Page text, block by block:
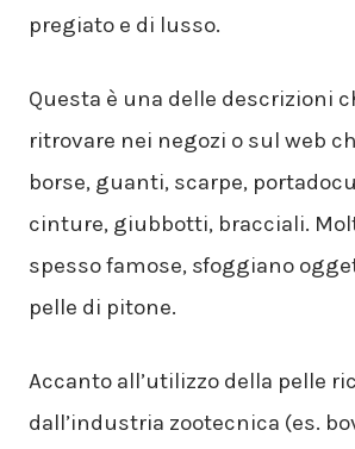
pregiato e di lusso.
Questa è una delle descrizioni
ritrovare nei negozi o sul web
borse, guanti, scarpe,
cinture, giubbotti, bracciali.
spesso famose, sfoggiano
pelle di pitone.
Accanto all’utilizzo della pelle
dall’industria zootecnica (es.